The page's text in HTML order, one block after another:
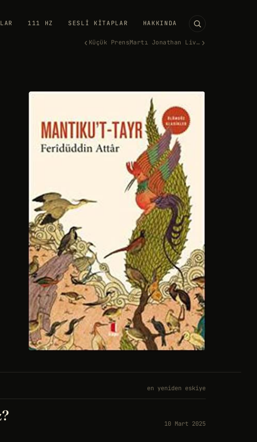
111 HZ SESLI KITAPLAR HAKKINDA
‹ Küçük Prens Martı Jonathan Livingston ›
en yeniden eskiye
10 Mart 2025